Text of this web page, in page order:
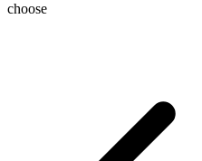
choose